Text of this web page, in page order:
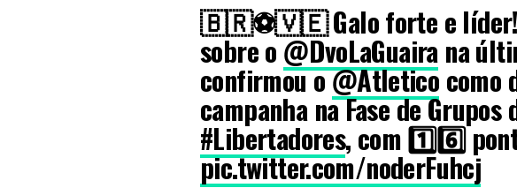
🇧🇷⚽🇻🇪 Galo forte e líder!
sobre o@DvoLaGuaira na
confirmou o@Atletico como
campanha na Fase de Grupos
#Libertadores, com 1️⃣6️⃣
pic.twitter.com/noderFuhcj